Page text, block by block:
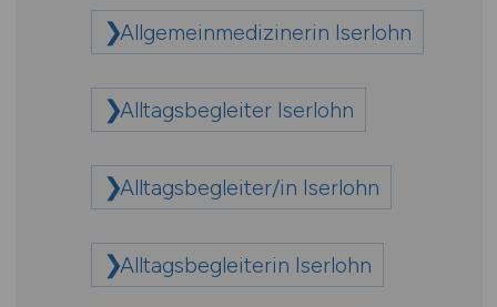
Allgemeinmedizinerin Iserlohn
Alltagsbegleiter Iserlohn
Alltagsbegleiter/in Iserlohn
Alltagsbegleiterin Iserlohn